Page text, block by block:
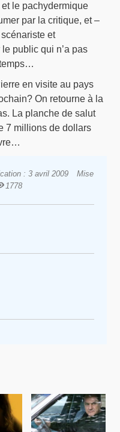
le pachydermique
par la critique, et –
et
public qui n’a pas
en visite au pays
On retourne à la
La planche de salut
7 millions de dollars
: 3 avril 2009
Mise
1778